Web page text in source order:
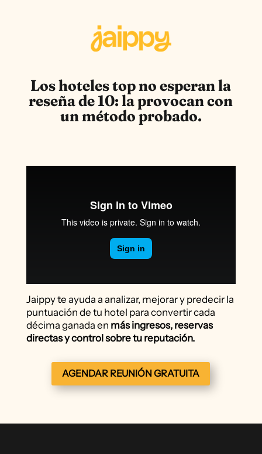
Los hoteles top no esperan la
reseña de 10: la provocan con
un método probado.
Jaippy te ayuda a analizar, mejorar y predecir la
puntuación de tu hotel para convertir cada
décima ganada en más ingresos, reservas
directas y control sobre tu reputación.
AGENDAR REUNIÓN GRATUITA